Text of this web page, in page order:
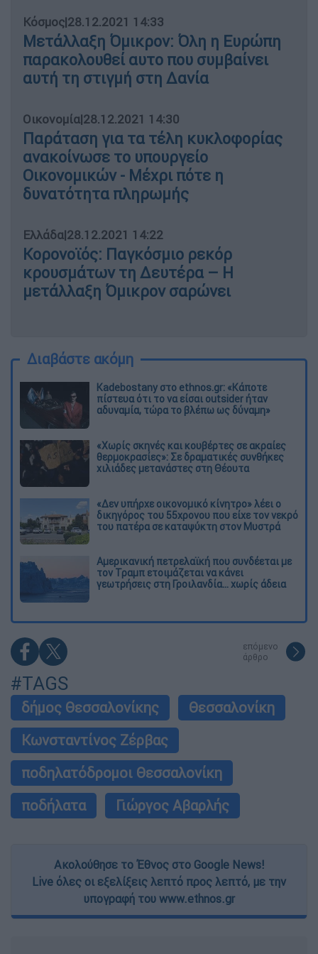
Κόσμος|28.12.2021 14:33
Μετάλλαξη Όμικρον: Όλη η Ευρώπη
παρακολουθεί αυτο που συμβαίνει
αυτή τη στιγμή στη Δανία
Οικονομία|28.12.2021 14:30
Παράταση για τα τέλη κυκλοφορίας
ανακοίνωσε το υπουργείο
Οικονομικών - Μέχρι πότε η
δυνατότητα πληρωμής
Ελλάδα|28.12.2021 14:22
Κορονοϊός: Παγκόσμιο ρεκόρ
κρουσμάτων τη Δευτέρα – Η
μετάλλαξη Όμικρον σαρώνει
Διαβάστε ακόμη
Kadebostany στο ethnos.gr: «Κάποτε
πίστευα ότι το να είσαι outsider ήταν
αδυναμία, τώρα το βλέπω ως δύναμη»
«Χωρίς σκηνές και κουβέρτες σε ακραίες
θερμοκρασίες»: Σε δραματικές συνθήκες
χιλιάδες μετανάστες στη Θέουτα
«Δεν υπήρχε οικονομικό κίνητρο» λέει ο
δικηγόρος του 55χρονου που είχε τον νεκρό
του πατέρα σε καταψύκτη στον Μυστρά
Αμερικανική πετρελαϊκή που συνδέεται με
τον Τραμπ ετοιμάζεται να κάνει
γεωτρήσεις στη Γροιλανδία... χωρίς άδεια
επόμενο
άρθρο
#TAGS
δήμος Θεσσαλονίκης
Θεσσαλονίκη
Κωνσταντίνος Ζέρβας
ποδηλατόδρομοι Θεσσαλονίκη
ποδήλατα
Γιώργος Αβαρλής
Ακολούθησε το Έθνος στο Google News!
Live όλες οι εξελίξεις λεπτό προς λεπτό, με την
υπογραφή του www.ethnos.gr